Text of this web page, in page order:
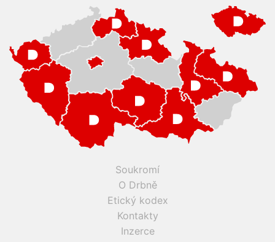
Soukromí
O Drbně
Etický kodex
Kontakty
Inzerce